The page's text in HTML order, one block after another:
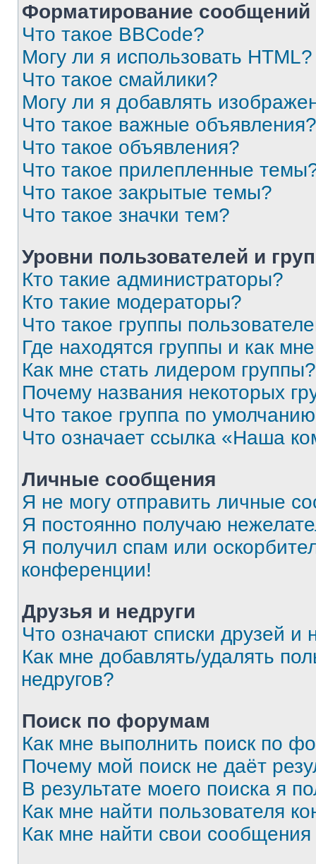
Форматирование
Что такое BBCode?
Могу ли я использовать HTML?
Что такое смайлики?
Могу ли я добавлять
Что такое важные объявления?
Что такое объявления?
Что такое прилепленные
Что такое закрытые темы?
Что такое значки тем?
Уровни пользователей и
Кто такие администраторы?
Кто такие модераторы?
Что такое группы
Где находятся группы и как
Как мне стать лидером группы?
Почему названия некоторых
Что такое группа по
Что означает ссылка «Наша
Личные сообщения
Я не могу отправить личные
Я постоянно получаю
Я получил спам или
конференции!
Друзья и недруги
Что означают списки друзей и
Как мне добавлять/удалять
недругов?
Поиск по форумам
Как мне выполнить поиск по
Почему мой поиск не даёт
В результате моего поиска я
Как мне найти пользователя
Как мне найти свои